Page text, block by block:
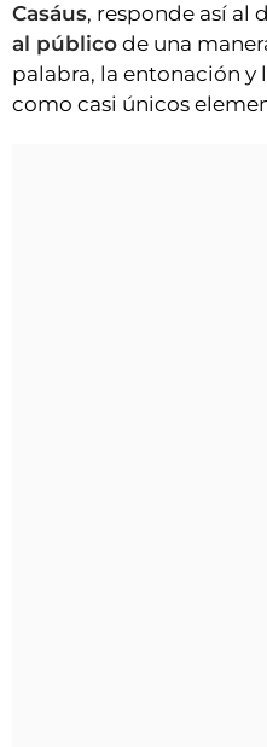
Casáus, responde así al
al público de una
palabra, la entonación y
como casi únicos